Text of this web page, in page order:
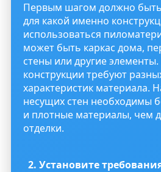
Первым шагом должно
для какой именно
использоваться
может быть каркас дома,
стены или другие
конструкции требуют
характеристик материала.
несущих стен необходимы
и плотные материалы, чем
отделки.
2. Установите